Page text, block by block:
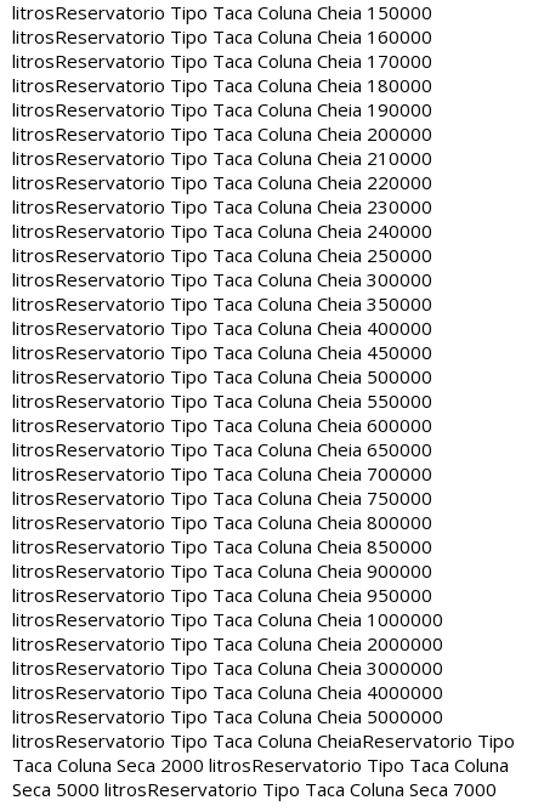
litrosReservatorio Tipo Taca Coluna Cheia 150000
litrosReservatorio Tipo Taca Coluna Cheia 160000
litrosReservatorio Tipo Taca Coluna Cheia 170000
litrosReservatorio Tipo Taca Coluna Cheia 180000
litrosReservatorio Tipo Taca Coluna Cheia 190000
litrosReservatorio Tipo Taca Coluna Cheia 200000
litrosReservatorio Tipo Taca Coluna Cheia 210000
litrosReservatorio Tipo Taca Coluna Cheia 220000
litrosReservatorio Tipo Taca Coluna Cheia 230000
litrosReservatorio Tipo Taca Coluna Cheia 240000
litrosReservatorio Tipo Taca Coluna Cheia 250000
litrosReservatorio Tipo Taca Coluna Cheia 300000
litrosReservatorio Tipo Taca Coluna Cheia 350000
litrosReservatorio Tipo Taca Coluna Cheia 400000
litrosReservatorio Tipo Taca Coluna Cheia 450000
litrosReservatorio Tipo Taca Coluna Cheia 500000
litrosReservatorio Tipo Taca Coluna Cheia 550000
litrosReservatorio Tipo Taca Coluna Cheia 600000
litrosReservatorio Tipo Taca Coluna Cheia 650000
litrosReservatorio Tipo Taca Coluna Cheia 700000
litrosReservatorio Tipo Taca Coluna Cheia 750000
litrosReservatorio Tipo Taca Coluna Cheia 800000
litrosReservatorio Tipo Taca Coluna Cheia 850000
litrosReservatorio Tipo Taca Coluna Cheia 900000
litrosReservatorio Tipo Taca Coluna Cheia 950000
litrosReservatorio Tipo Taca Coluna Cheia 1000000
litrosReservatorio Tipo Taca Coluna Cheia 2000000
litrosReservatorio Tipo Taca Coluna Cheia 3000000
litrosReservatorio Tipo Taca Coluna Cheia 4000000
litrosReservatorio Tipo Taca Coluna Cheia 5000000
litrosReservatorio Tipo Taca Coluna CheiaReservatorio Tipo
Taca Coluna Seca 2000 litrosReservatorio Tipo Taca Coluna
Seca 5000 litrosReservatorio Tipo Taca Coluna Seca 7000